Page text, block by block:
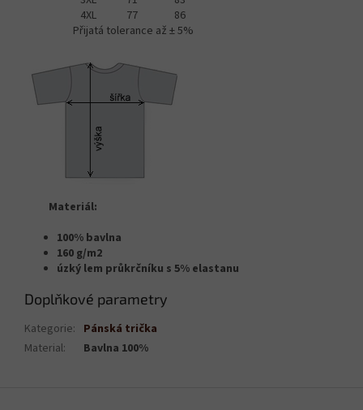
4XL
77
86
Přijatá tolerance až ± 5%
Materiál:
100% bavlna
160 g/m2
úzký lem průkrčníku s 5% elastanu
Doplňkové parametry
Kategorie: Pánská trička
Material: Bavlna 100%